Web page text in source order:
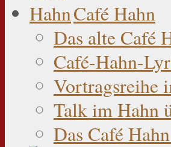
Café Hahn
Das alte Café
Café-Hahn-
Vortragsreihe
Talk im Hahn
Das Café